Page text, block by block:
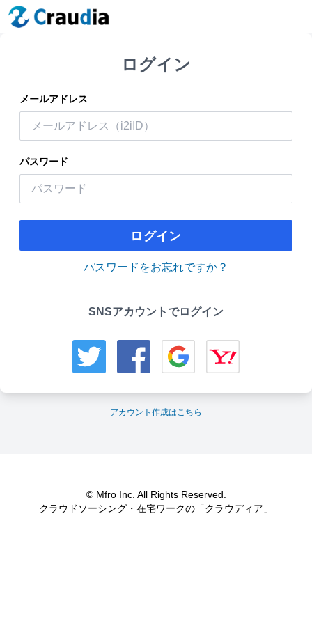
ログイン
メールアドレス
パスワード
ログイン
パスワードをお忘れですか？
SNSアカウントでログイン
アカウント作成はこちら
© Mfro Inc. All Rights Reserved.
クラウドソーシング・在宅ワークの「クラウディア」